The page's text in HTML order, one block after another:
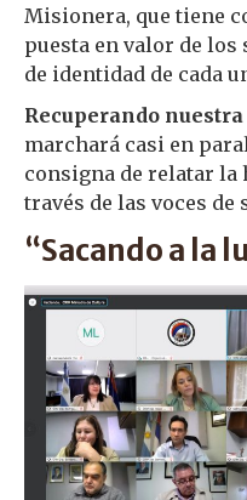
Misionera, que tiene
puesta en valor de
de identidad de cada
Recuperando
marchará casi en
consigna de relatar
través de las voces
“Sacando a la